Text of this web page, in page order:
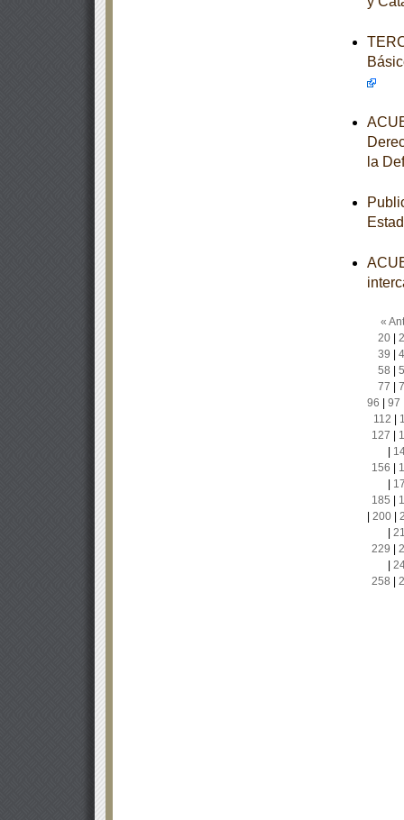
la
«
20|
39
58
77
96
97
112
127
156
185
200|
229
258